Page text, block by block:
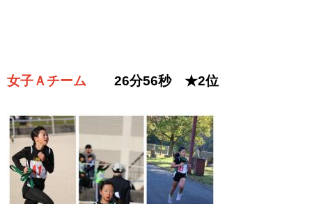
女子Ａチーム 26分56秒 ★2位